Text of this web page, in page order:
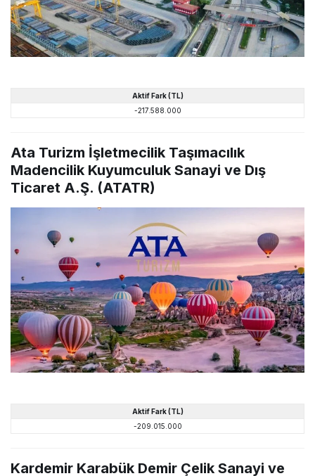
Aktif Fark (TL)
-217.588.000
Ata Turizm İşletmecilik Taşımacılık
Madencilik Kuyumculuk Sanayi ve Dış
Ticaret A.Ş. (ATATR)
Aktif Fark (TL)
-209.015.000
Kardemir Karabük Demir Çelik Sanayi ve